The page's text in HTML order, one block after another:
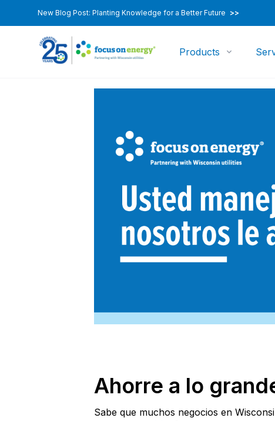
New Blog Post: Planting Knowledge for a Better Future >>
Products
Ahorre a lo
Sabe que muchos negocios en